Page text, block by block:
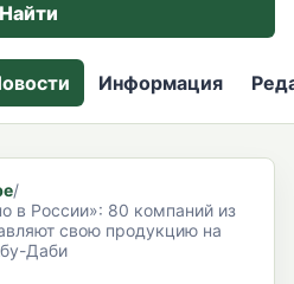
Найти
Информация
/
в России»: 80 компаний из
свою продукцию на
Даби